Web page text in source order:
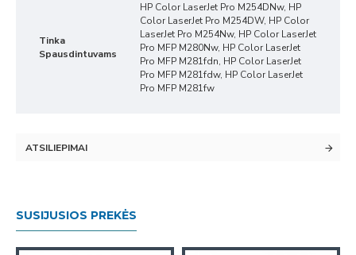
Tinka
Spausdintuvams
HP Color LaserJet Pro M254DNw, HP
Color LaserJet Pro M254DW, HP Color
LaserJet Pro M254Nw, HP Color LaserJet
Pro MFP M280Nw, HP Color LaserJet
Pro MFP M281fdn, HP Color LaserJet
Pro MFP M281fdw, HP Color LaserJet
Pro MFP M281fw
ATSILIEPIMAI
SUSIJUSIOS PREKĖS